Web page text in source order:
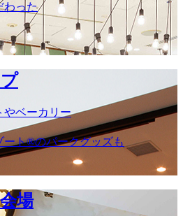
わった
やベーカリー
ート®のパークグッズも
場